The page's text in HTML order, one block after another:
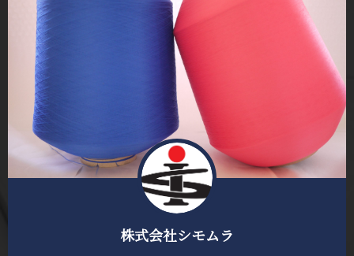
株式会社シモムラ